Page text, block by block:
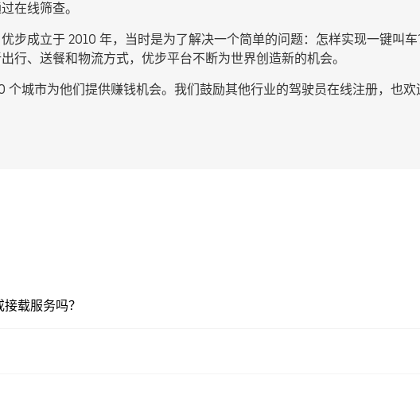
在线筛查。
步成立于 2010 年，当时是为了解决一个简单的问题：怎样实现一键叫
行、送餐和物流方式，优步平台不断为世界创造新的机会。
城市为他们提供赚钱机会。我们鼓励其他行业的驾驶员在线注册，也
载服务吗？